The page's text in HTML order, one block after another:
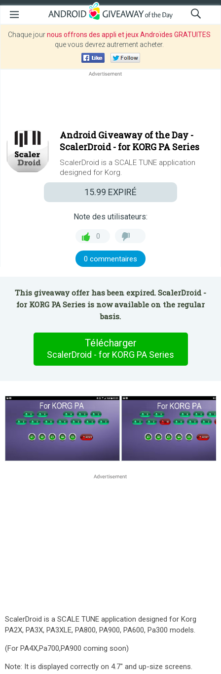
Chaque journous offrons des appli et jeux Androïdes GRATUITES
que vous devrez autrement acheter.
Android Giveaway of the Day -
ScalerDroid - for KORG PA Series
ScalerDroid is a SCALE TUNE application
designed for Korg.
15.99 EXPIRÉ
Note des utilisateurs:
0
0 commentaires
This giveaway offer has been expired. ScalerDroid -
for KORG PA Series is now available on the regular
basis.
Télécharger
ScalerDroid - for KORG PA Series
ScalerDroid is a SCALE TUNE application designed for Korg
PA2X, PA3X, PA3XLE, PA800, PA900, PA600, Pa300 models.
(For PA4X,Pa700,PA900 coming soon)
Note: It is displayed correctly on 4.7" and up-size screens.